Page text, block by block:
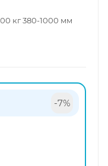
кг 380-1000 мм
-7%